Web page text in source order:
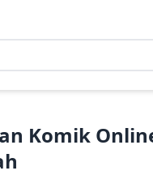
Komik